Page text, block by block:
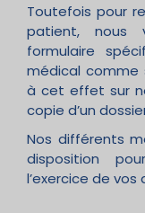
Toutefois pour
patient, nous
formulaire
médical comme
à cet effet sur
copie d’un
Nos différents
disposition
l’exercice de vos